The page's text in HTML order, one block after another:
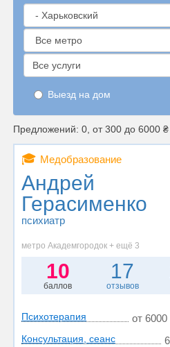
Все услуги
Выезд на дом
Предложений: 0, от 300 до 6000 ₴
🎓 Медобразование
Андрей
Герасименко
психиатр
метро Академгородок + ещё 3
10
баллов
17
отзывов
Психотерапия от 6000
Консультация, сеанс